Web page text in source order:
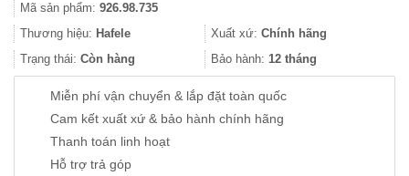
323.000₫.là:
242.000₫.
Mã sản phẩm: 926.98.735
Thương hiệu: Hafele Xuất xứ: Chính hãng
Trạng thái: Còn hàng Bảo hành: 12 tháng
Miễn phí vận chuyển & lắp đặt toàn quốc
Cam kết xuất xứ & bảo hành chính hãng
Thanh toán linh hoạt
Hỗ trợ trả góp